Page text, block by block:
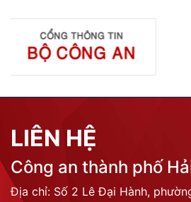
LIÊN HỆ
Công an thành phố
Địa chỉ: Số 2 Lê Đại Hành,